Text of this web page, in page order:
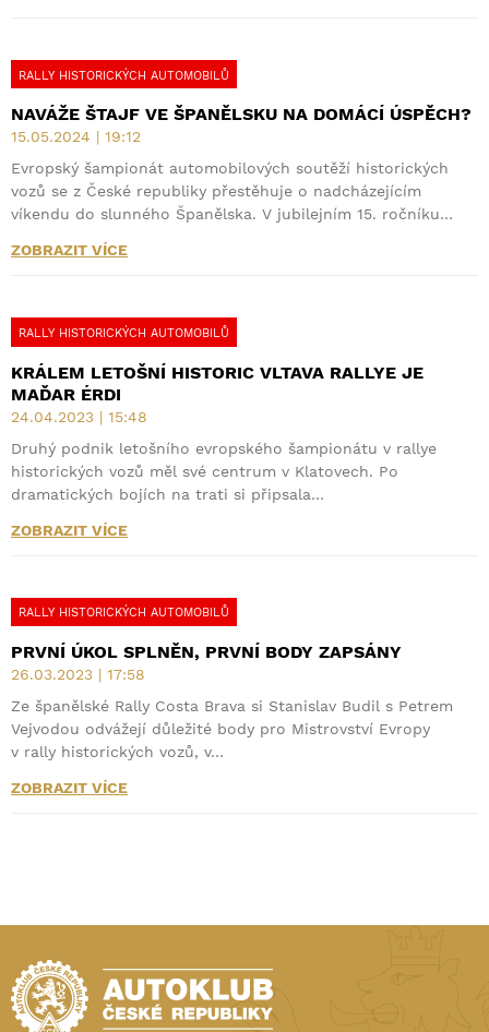
RALLY HISTORICKÝCH AUTOMOBILŮ
NAVÁŽE ŠTAJF VE ŠPANĚLSKU NA DOMÁCÍ ÚSPĚCH?
15.05.2024 | 19:12
Evropský šampionát automobilových soutěží historických
vozů se z České republiky přestěhuje o nadcházejícím
víkendu do slunného Španělska. V jubilejním 15. ročníku…
ZOBRAZIT VÍCE
RALLY HISTORICKÝCH AUTOMOBILŮ
KRÁLEM LETOŠNÍ HISTORIC VLTAVA RALLYE JE
MAĎAR ÉRDI
24.04.2023 | 15:48
Druhý podnik letošního evropského šampionátu v rallye
historických vozů měl své centrum v Klatovech. Po
dramatických bojích na trati si připsala…
ZOBRAZIT VÍCE
RALLY HISTORICKÝCH AUTOMOBILŮ
PRVNÍ ÚKOL SPLNĚN, PRVNÍ BODY ZAPSÁNY
26.03.2023 | 17:58
Ze španělské Rally Costa Brava si Stanislav Budil s Petrem
Vejvodou odvážejí důležité body pro Mistrovství Evropy
v rally historických vozů, v…
ZOBRAZIT VÍCE